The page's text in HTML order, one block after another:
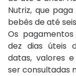
Nutriz, que
bebês de até
Os
dez dias úteis
datas, valores
ser consultadas